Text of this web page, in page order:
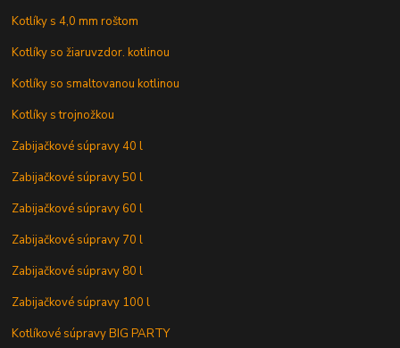
Kotlíky s 4,0 mm roštom
Kotlíky so žiaruvzdor. kotlinou
Kotlíky so smaltovanou kotlinou
Kotlíky s trojnožkou
Zabijačkové súpravy 40 l
Zabijačkové súpravy 50 l
Zabijačkové súpravy 60 l
Zabijačkové súpravy 70 l
Zabijačkové súpravy 80 l
Zabijačkové súpravy 100 l
Kotlíkové súpravy BIG PARTY